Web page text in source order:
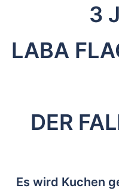
3
LABA
DER
Es wird Kuchen